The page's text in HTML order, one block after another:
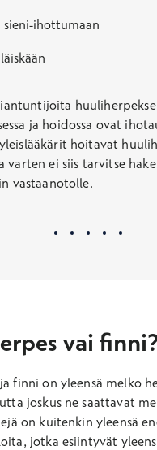
sieni-ihottumaan
ja hoidossa ovat
hoitavat
varten ei siis tarvitse
vastaanotolle.
vai
finni on yleensä melko
joskus ne saattavat
on kuitenkin yleensä
jotka esiintyvät